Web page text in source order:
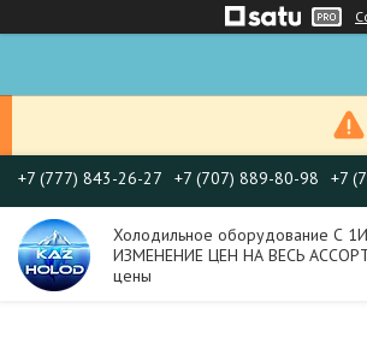
+7 (777) 843-26-27 +7 (707) 889-80-98 +7
Холодильное оборудование С
ИЗМЕНЕНИЕ ЦЕН НА ВЕСЬ
цены